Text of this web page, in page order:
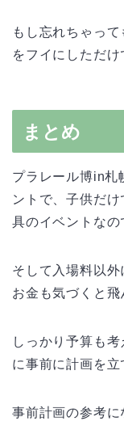
もし忘れちゃっ
をフイにしただけ
まとめ
プラレール博in札
ントで、子供だ
具のイベントなの
そして入場料以
お金も気づくと飛
しっかり予算も
に事前に計画を立
事前計画の参考に